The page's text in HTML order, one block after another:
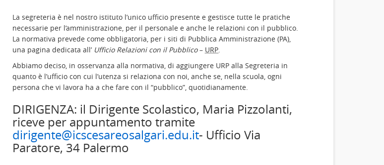
La segreteria è nel nostro istituto l’unico ufficio presente e gestisce tutte le pratiche
necessarie per l’amministrazione, per il personale e anche le relazioni con il pubblico.
La normativa prevede come obbligatoria, per i siti di Pubblica Amministrazione (PA),
una pagina dedicata all’ Ufficio Relazioni con il Pubblico– URP.
Abbiamo deciso, in osservanza alla normativa, di aggiungere URP alla Segreteria in
quanto è l’ufficio con cui l’utenza si relaziona con noi, anche se, nella scuola, ogni
persona che vi lavora ha a che fare con il “pubblico”, quotidianamente.
DIRIGENZA: il Dirigente Scolastico, Maria Pizzolanti,
riceve per appuntamento tramite
dirigente@icscesareosalgari.edu.it- Ufficio Via
Paratore, 34 Palermo